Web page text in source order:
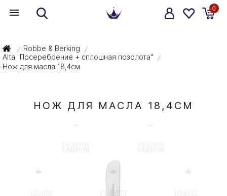
0
/ Robbe & Berking /
Alta "Посеребрение + сплошная позолота" /
Нож для масла 18,4см
НОЖ ДЛЯ МАСЛА 18,4СМ